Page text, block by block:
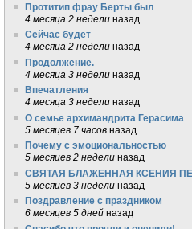
Протитип фрау Берты был
4 месяца 2 недели назад
Сейчас будет
4 месяца 2 недели назад
Продолжение.
4 месяца 3 недели назад
Впечатления
4 месяца 3 недели назад
О семье архимандрита Герасима
5 месяцев 7 часов назад
Почему с эмоциональностью
5 месяцев 2 недели назад
СВЯТАЯ БЛАЖЕННАЯ КСЕНИЯ
5 месяцев 3 недели назад
Поздравление с праздником
6 месяцев 5 дней назад